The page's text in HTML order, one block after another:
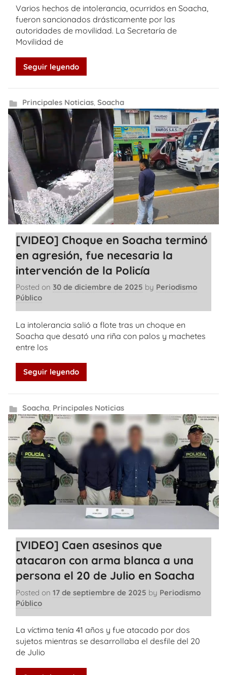
Varios hechos de intolerancia, ocurridos en Soacha,
fueron sancionados drásticamente por las
autoridades de movilidad. La Secretaría de
Movilidad de
Seguir leyendo
Principales Noticias, Soacha
[VIDEO] Choque en Soacha terminó
en agresión, fue necesaria la
intervención de la Policía
Posted on 30 de diciembre de 2025 by Periodismo
Público
La intolerancia salió a flote tras un choque en
Soacha que desató una riña con palos y machetes
entre los
Seguir leyendo
Soacha, Principales Noticias
[VIDEO] Caen asesinos que
atacaron con arma blanca a una
persona el 20 de Julio en Soacha
Posted on 17 de septiembre de 2025 by Periodismo
Público
La víctima tenía 41 años y fue atacado por dos
sujetos mientras se desarrollaba el desfile del 20
de Julio